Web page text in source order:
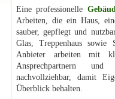
Eine professionelle
Arbeiten, die ein Haus,
sauber, gepflegt und
Glas, Treppenhaus sowie
Anbieter arbeiten mit
Ansprechpartnern
nachvollziehbar, damit
Überblick behalten.